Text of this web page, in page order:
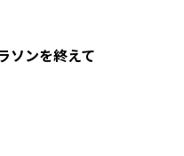
ソンを終えて